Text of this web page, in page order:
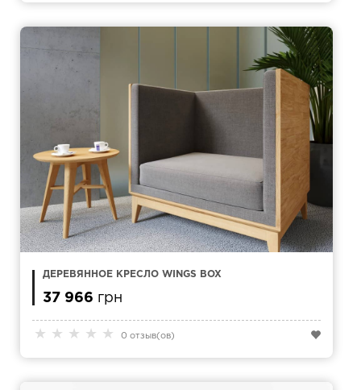
★ ★ ★ ★ ★ 0 отзыв(ов)
ДЕРЕВЯННОЕ КРЕСЛО WINGS BOX
37 966 грн